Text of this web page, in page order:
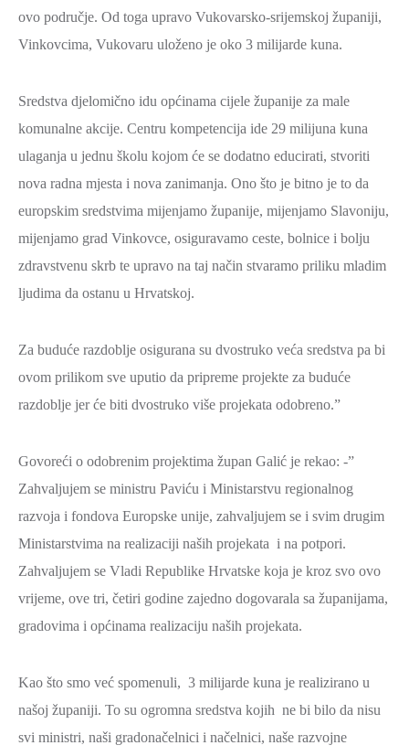
ovo područje. Od toga upravo Vukovarsko-srijemskoj županiji,
Vinkovcima, Vukovaru uloženo je oko 3 milijarde kuna.
Sredstva djelomično idu općinama cijele županije za male
komunalne akcije. Centru kompetencija ide 29 milijuna kuna
ulaganja u jednu školu kojom će se dodatno educirati, stvoriti
nova radna mjesta i nova zanimanja. Ono što je bitno je to da
europskim sredstvima mijenjamo županije, mijenjamo Slavoniju,
mijenjamo grad Vinkovce, osiguravamo ceste, bolnice i bolju
zdravstvenu skrb te upravo na taj način stvaramo priliku mladim
ljudima da ostanu u Hrvatskoj.
Za buduće razdoblje osigurana su dvostruko veća sredstva pa bi
ovom prilikom sve uputio da pripreme projekte za buduće
razdoblje jer će biti dvostruko više projekata odobreno.”
Govoreći o odobrenim projektima župan Galić je rekao: -”
Zahvaljujem se ministru Paviću i Ministarstvu regionalnog
razvoja i fondova Europske unije, zahvaljujem se i svim drugim
Ministarstvima na realizaciji naših projekata i na potpori.
Zahvaljujem se Vladi Republike Hrvatske koja je kroz svo ovo
vrijeme, ove tri, četiri godine zajedno dogovarala sa županijama,
gradovima i općinama realizaciju naših projekata.
Kao što smo već spomenuli, 3 milijarde kuna je realizirano u
našoj županiji. To su ogromna sredstva kojih ne bi bilo da nisu
svi ministri, naši gradonačelnici i načelnici, naše razvojne